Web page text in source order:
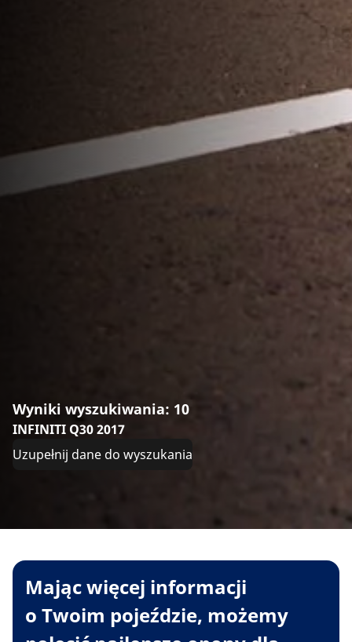
Wyniki wyszukiwania: 10
INFINITI Q30 2017
Uzupełnij dane do wyszukania
Mając więcej informacji
o Twoim pojeździe, możemy